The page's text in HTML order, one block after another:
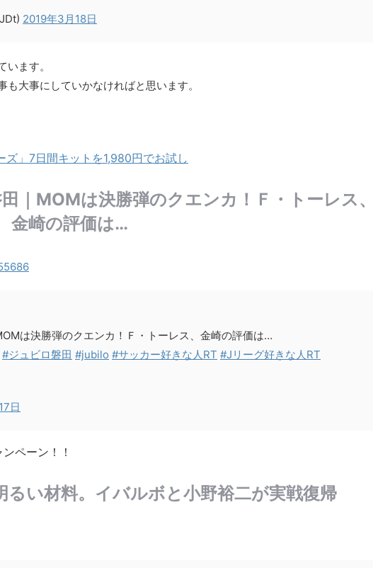
2019年3月18日
ます。
大事にしていかなければと思います。
」7日間キットを1,980円でお試し
｜MOMは決勝弾のクエンカ！Ｆ・トーレス、
金崎の評価は…
は決勝弾のクエンカ！Ｆ・トーレス、金崎の評価は…
#ジュビロ磐田 #jubilo #サッカー好きな人RT #Jリーグ好きな人RT
日
ペーン！！
るい材料。イバルボと小野裕二が実戦復帰